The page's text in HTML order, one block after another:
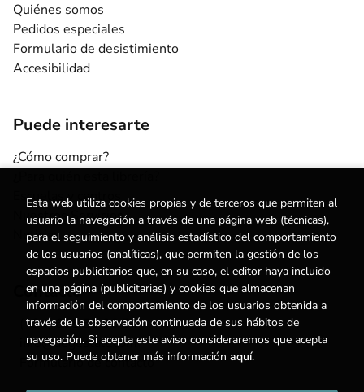
Quiénes somos
Pedidos especiales
Formulario de desistimiento
Accesibilidad
Puede interesarte
¿Cómo comprar?
Escuelas y centros
Nuestros Servicios
Noticias
Contacto
(+34) 615 55 96 54
info@degestalt.com
Formulario de contacto
Esta web utiliza cookies propias y de terceros que permiten al
usuario la navegación a través de una página web (técnicas),
para el seguimiento y análisis estadístico del comportamiento
de los usuarios (analíticas), que permiten la gestión de los
espacios publicitarios que, en su caso, el editor haya incluido
en una página (publicitarias) y cookies que almacenan
información del comportamiento de los usuarios obtenida a
través de la observación continuada de sus hábitos de
navegación. Si acepta este aviso consideraremos que acepta
su uso. Puede obtener más información aquí.